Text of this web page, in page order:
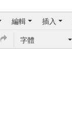
編輯 插入
字體